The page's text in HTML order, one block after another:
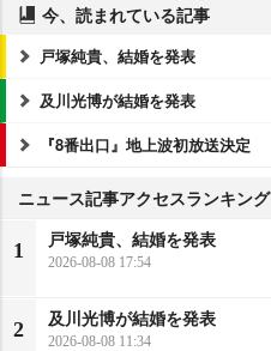
今、読まれている記事
戸塚純貴、結婚を発表
及川光博が結婚を発表
『8番出口』地上波初放送決定
ニュース記事アクセスランキング
1
戸塚純貴、結婚を発表
2026-08-08 17:54
2
及川光博が結婚を発表
2026-08-08 11:34